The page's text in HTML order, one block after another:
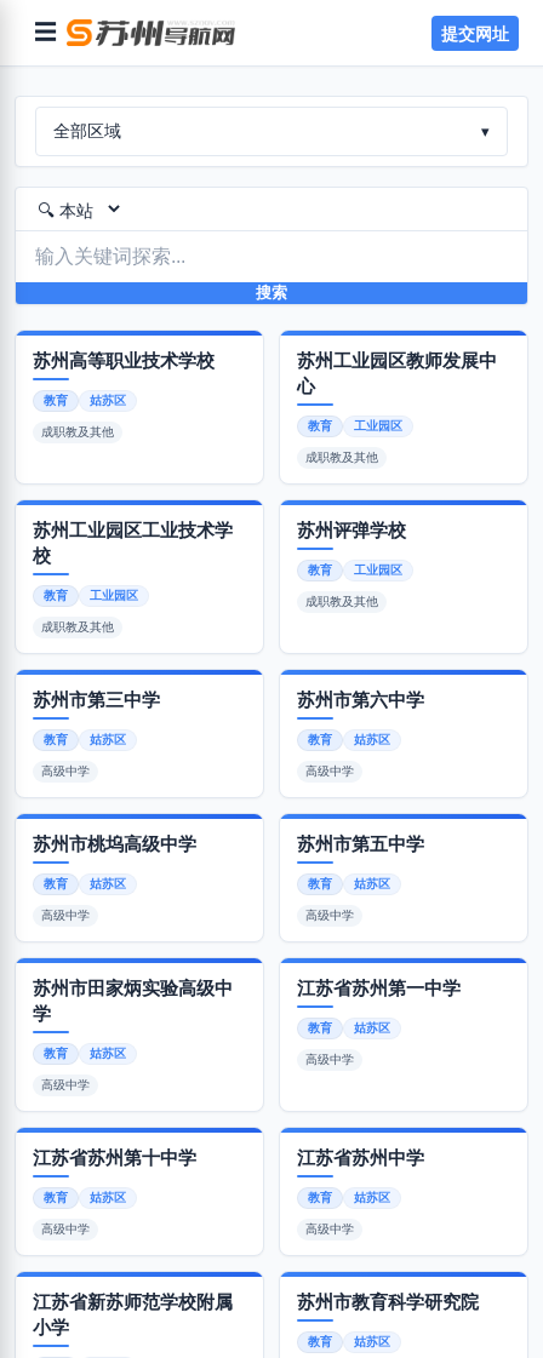
☰ 提交网址
全部区域 ▾
搜索
苏州高等职业技术学校
教育 姑苏区
成职教及其他
苏州工业园区教师发展中
心
教育 工业园区
成职教及其他
苏州工业园区工业技术学
校
教育 工业园区
成职教及其他
苏州评弹学校
教育 工业园区
成职教及其他
苏州市第三中学
教育 姑苏区
高级中学
苏州市第六中学
教育 姑苏区
高级中学
苏州市桃坞高级中学
教育 姑苏区
高级中学
苏州市第五中学
教育 姑苏区
高级中学
苏州市田家炳实验高级中
学
教育 姑苏区
高级中学
江苏省苏州第一中学
教育 姑苏区
高级中学
江苏省苏州第十中学
教育 姑苏区
高级中学
江苏省苏州中学
教育 姑苏区
高级中学
江苏省新苏师范学校附属
小学
苏州市教育科学研究院
教育 姑苏区